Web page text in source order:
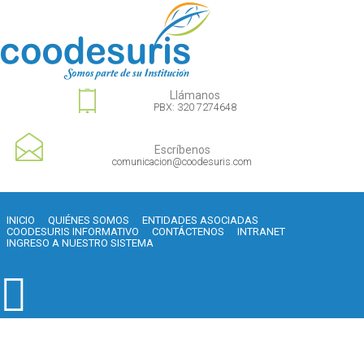
Llámanos
PBX: 320 7274648
Escríbenos
comunicacion@coodesuris.com
INICIO QUIÉNES SOMOS
ENTIDADES ASOCIADAS
COODESURIS INFORMATIVO
CONTÁCTENOS
INTRANET
INGRESO A NUESTRO SISTEMA